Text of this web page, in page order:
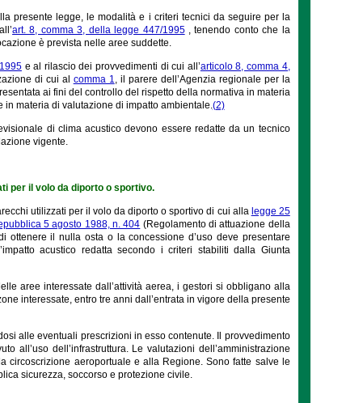
presente legge, le modalità e i criteri tecnici da seguire per la
art. 8, comma 3, della legge 447/1995, tenendo conto che la
è prevista nelle aree suddette.
e al rilascio dei provvedimenti di cui all’articolo 8, comma 4,
di cui al comma 1, il parere dell’Agenzia regionale per la
ai fini del controllo del rispetto della normativa in materia
materia di valutazione di impatto ambientale.(2)
di clima acustico devono essere redatte da un tecnico
vigente.
per il volo da diporto o sportivo.
utilizzati per il volo da diporto o sportivo di cui alla legge 25
5 agosto 1988, n. 404 (Regolamento di attuazione della
il nulla osta o la concessione d’uso deve presentare
acustico redatta secondo i criteri stabiliti dalla Giunta
aree interessate dall’attività aerea, i gestori si obbligano alla
interessate, entro tre anni dall’entrata in vigore della presente
alle eventuali prescrizioni in esso contenute. Il provvedimento
all’uso dell’infrastruttura. Le valutazioni dell’amministrazione
circoscrizione aeroportuale e alla Regione. Sono fatte salve le
sicurezza, soccorso e protezione civile.